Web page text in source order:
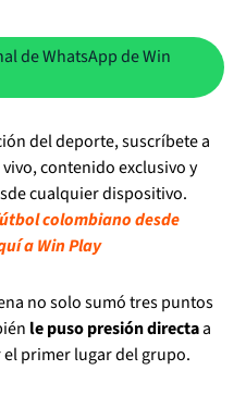
de WhatsApp de Win
del deporte, suscríbete a
contenido exclusivo y
cualquier dispositivo.
colombiano desde
a Win Play
no solo sumó tres puntos
le puso presión directaa
el primer lugar del grupo.